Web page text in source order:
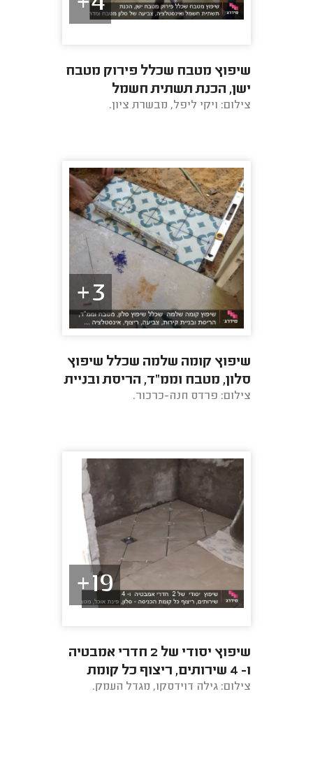
שיפוץ מטבח שכלל פירוק מטבח
ישן, הכנת תשתית חשמל
ואינסטלציה, צביעה של סלון
צילום: ויקי ליפל, מבשרת ציון.
3+
שיפוץ קומה שלמה שכלל שיפוץ
סלון, מטבח וממ"ד, הריסת ובניית
קירות, צביעה, ריצוף, אינסטלציה
צילום: פרדס חנה-כרכור.
19+
שיפוץ יסודי של 2 חדרי אמבטיה
ו- 4 שירותים, ריצוף כל קומת
הכניסה - סלון, פינת אוכל, מטבח
צילום: גילה דוידסקו, מגדל העמק.